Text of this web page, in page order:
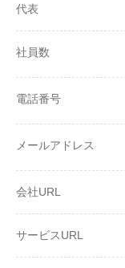
代表
社員数
電話番号
メールアドレス
会社URL
サービスURL